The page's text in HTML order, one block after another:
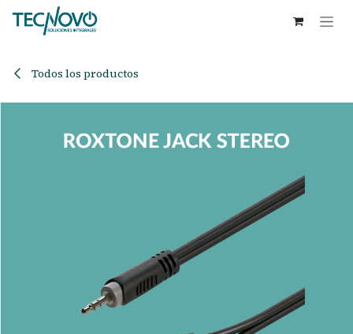
Ir al contenido
Todos los productos